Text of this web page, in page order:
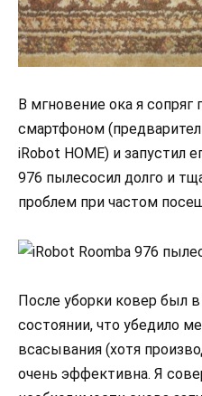
В мгновение ока я
смартфоном
iRobot HOME) и запустил
976 пылесосил долго и
проблем при частом
После уборки ковер был
состоянии, что убедило
всасывания (хотя
очень эффективна. Я